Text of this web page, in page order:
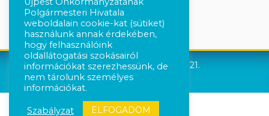
Követés Instagram-on
Újpest Önkormányzata © 2021.
Polgármesteri Hivatala
weboldalain cookie-kat (sütiket)
használunk annak érdekében,
hogy felhasználóink
oldallátogatási szokásairól
információkat szerezhessünk, de
nem tárolunk személyes
információkat.
Szabályzat ELFOGADOM